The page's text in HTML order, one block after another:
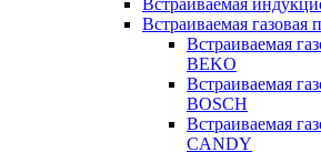
Встраиваемая
Встраиваемая газовая
Встраиваемая
BEKO
Встраиваемая
BOSCH
Встраиваемая
CANDY